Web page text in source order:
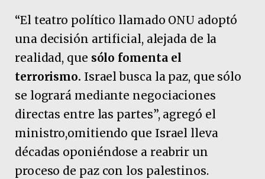
“El teatro político llamado ONU adoptó
una decisión artificial, alejada de la
realidad, que sólo fomenta el
terrorismo. Israel busca la paz, que sólo
se logrará mediante negociaciones
directas entre las partes”, agregó el
ministro,omitiendo que Israel lleva
décadas oponiéndose a reabrir un
proceso de paz con los palestinos.